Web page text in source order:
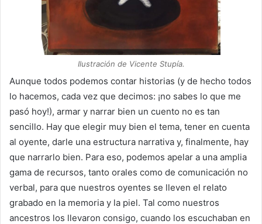
Ilustración de Vicente Stupía.
Aunque todos podemos contar historias (y de hecho todos
lo hacemos, cada vez que decimos: ¡no sabes lo que me
pasó hoy!), armar y narrar bien un cuento no es tan
sencillo. Hay que elegir muy bien el tema, tener en cuenta
al oyente, darle una estructura narrativa y, finalmente, hay
que narrarlo bien. Para eso, podemos apelar a una amplia
gama de recursos, tanto orales como de comunicación no
verbal, para que nuestros oyentes se lleven el relato
grabado en la memoria y la piel. Tal como nuestros
ancestros los llevaron consigo, cuando los escuchaban en